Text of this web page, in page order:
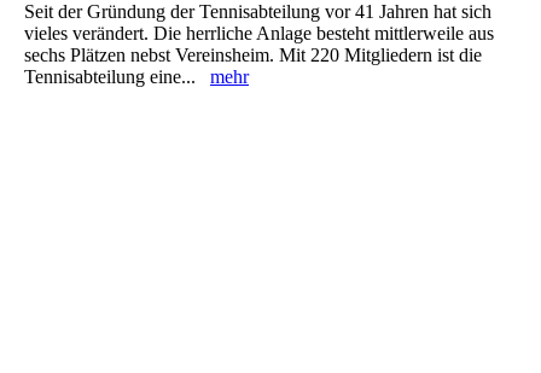
Seit der Gründung der Tennisabteilung vor 41 Jahren hat sich
vieles verändert. Die herrliche Anlage besteht mittlerweile aus
sechs Plätzen nebst Vereinsheim. Mit 220 Mitgliedern ist die
Tennisabteilung eine... mehr